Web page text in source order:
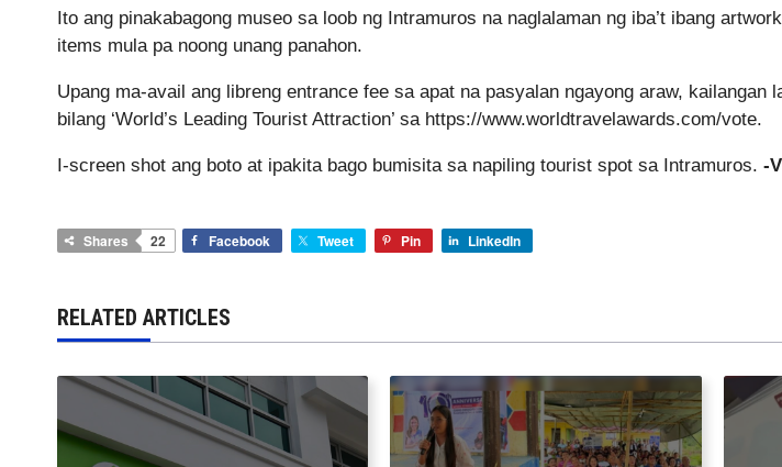
Ito ang pinakabagong museo sa loob ng Intramuros na naglalaman ng iba’t ibang
items mula pa noong unang panahon.
Upang ma-avail ang libreng entrance fee sa apat na pasyalan ngayong araw, kailangan
bilang ‘World’s Leading Tourist Attraction’ sa https://www.worldtravelawards.com/vote.
I-screen shot ang boto at ipakita bago bumisita sa napiling tourist spot sa Intramuros. -
Shares 22 Facebook Tweet Pin LinkedIn
RELATED ARTICLES